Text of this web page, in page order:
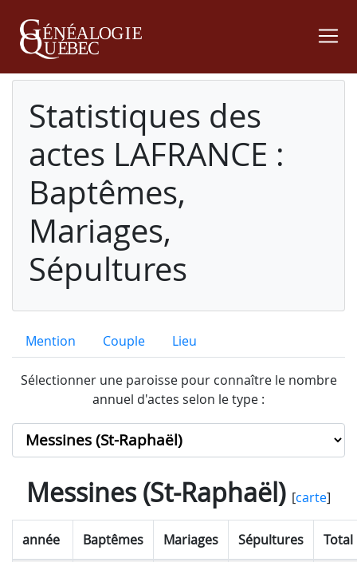
Statistiques des
actes LAFRANCE :
Baptêmes,
Mariages,
Sépultures
Mention Couple Lieu
Sélectionner une paroisse pour connaître le nombre
annuel d'actes selon le type :
Messines (St-Raphaël)[carte]
année Baptêmes Mariages Sépultures Total